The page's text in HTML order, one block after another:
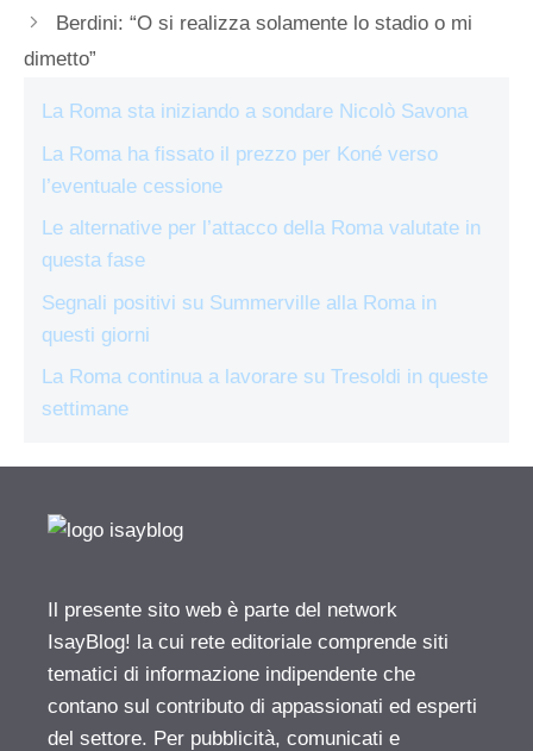
Berdini: “O si realizza solamente lo stadio o mi
dimetto”
La Roma sta iniziando a sondare Nicolò Savona
La Roma ha fissato il prezzo per Koné verso
l’eventuale cessione
Le alternative per l’attacco della Roma valutate in
questa fase
Segnali positivi su Summerville alla Roma in
questi giorni
La Roma continua a lavorare su Tresoldi in queste
settimane
Il presente sito web è parte del network
IsayBlog! la cui rete editoriale comprende siti
tematici di informazione indipendente che
contano sul contributo di appassionati ed esperti
del settore. Per pubblicità, comunicati e